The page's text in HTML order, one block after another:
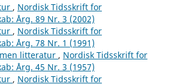
, Nordisk Tidsskrift for
Årg. 89 Nr. 3 (2002)
, Nordisk Tidsskrift for
Årg. 78 Nr. 1 (1991)
litteratur , Nordisk Tidsskrift for
Årg. 45 Nr. 3 (1957)
, Nordisk Tidsskrift for